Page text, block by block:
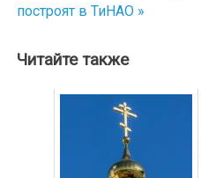
записям
построят в ТиНАО »
Читайте также